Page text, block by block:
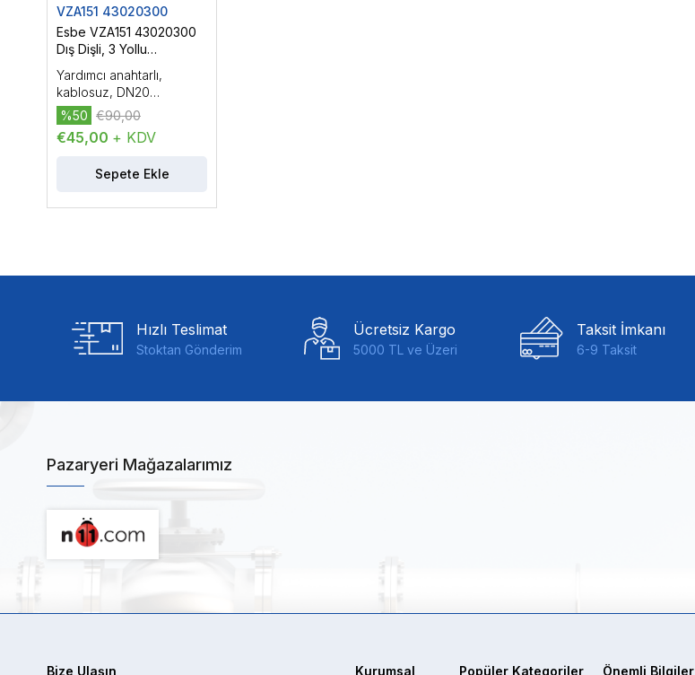
VZA151 43020300
Esbe VZA151 43020300
Dış Dişli, 3 Yollu
DN20 (3/4'')
Yardımcı anahtarlı,
kablosuz, DN20
(3/4''), PN16, Kvs: 6.5, dış
dişli, çalışma sıcaklığı:
-20...150 °C, On/Off
€45,00 + KDV
%50 €90,00
Sepete Ekle
Hızlı Teslimat
Stoktan Gönderim
Ücretsiz Kargo
5000 TL ve Üzeri
Taksit İmkanı
6-9 Taksit
Pazaryeri Mağazalarımız
Bize Ulaşın Kurumsal Popüler Kategoriler Önemli Bilgiler